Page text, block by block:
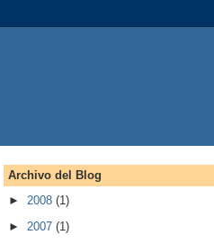
Archivo del Blog
► 2008 (1)
► 2007 (1)